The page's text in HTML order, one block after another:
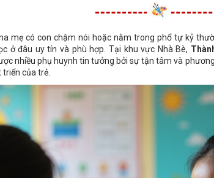
mẹ có con chậm nói hoặc nằm trong phổ tự kỷ
ở đâu uy tín và phù hợp. Tại khu vực Nhà Bè,
nhiều phụ huynh tin tưởng bởi sự tận tâm và
của trẻ.